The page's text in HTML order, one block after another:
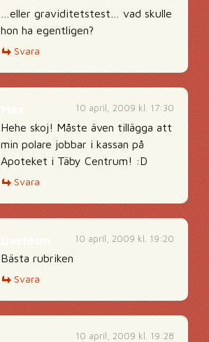
…eller graviditetstest… vad skulle
hon ha egentligen?
Svara
10 april, 2009 kl. 17:30
Hehe skoj! Måste även tillägga att
min polare jobbar i kassan på
Apoteket i Täby Centrum! :D
Svara
10 april, 2009 kl. 19:20
Bästa rubriken
Svara
10 april, 2009 kl. 19:28